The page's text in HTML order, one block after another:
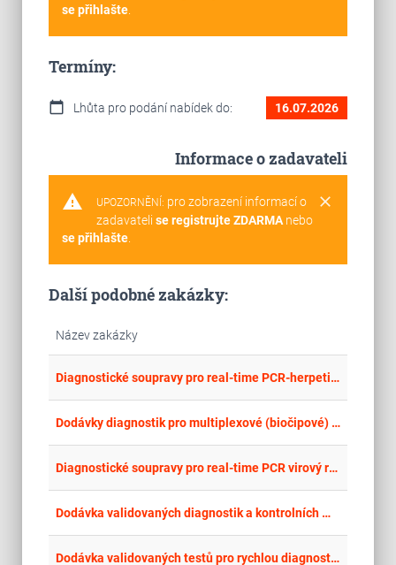
se přihlašte.
Termíny:
calendar_today Lhůta pro podání nabídek do: 16.07.2026
Informace o zadavateli
warning clear
UPOZORNĚNÍ: pro zobrazení informací o
zadavateli se registrujte ZDARMAnebo
se přihlašte.
Další podobné zakázky:
Název zakázky
Diagnostické soupravy pro real-time PCR-herpetické viry a Treponema pallidum, vč. izolačního kitu pro vybrané patogeny
Dodávky diagnostik pro multiplexové (biočipové) stanovení IgE protilátek vč. bezplatné výpůjčky analyzátoru
Diagnostické soupravy pro real-time PCR virový respirační multiplex
Dodávka validovaných diagnostik a kontrolních materiálů pro stanovení protilátek proti chlamydiím metodou MIF (mikroimunofluorescence) pro Laboratoř klinické mikrobiologie Nemocnice České Budějovice, a.s.
Dodávka validovaných testů pro rychlou diagnostiku virových gastroenteritid pro Laboratoř klinické mikrobiologie Nemocnice České Budějovice, a.s.